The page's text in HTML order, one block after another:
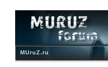
MUruZ.ru